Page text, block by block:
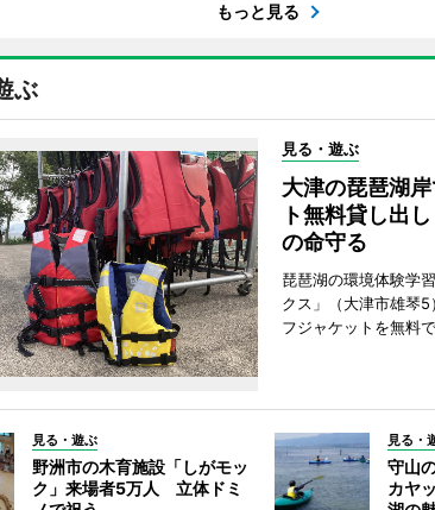
もっと見る
ぶ
見る・遊ぶ
大津の琵琶湖
ト無料貸し出
の命守る
琵琶湖の環境体験学
クス」（大津市雄琴
フジャケットを無料
見る・遊ぶ
野洲市の木育施設「しがモッ
ク」来場者5万人 立体ドミ
見る・
守山
カヤ